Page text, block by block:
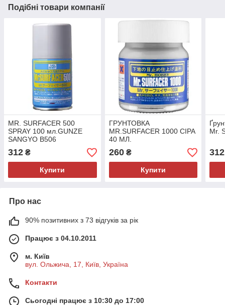
Подібні товари компанії
MR. SURFACER 500
SPRAY 100 мл.GUNZE
SANGYO B506
312 ₴
Купити
ГРУНТОВКА
MR.SURFACER 1000 СІРА
40 МЛ.
260₴
Купити
Mr.
312
Про нас
90% позитивних з 73 відгуків за рік
Працює з 04.10.2011
м. Київ
вул. Ольжича, 17, Київ, Україна
Контакти
Сьогодні працює з 10:30 до 17:00